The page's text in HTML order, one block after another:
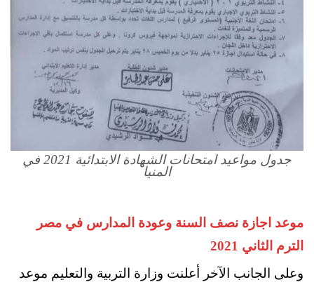
جدول مواعيد امتحانات الشهادة الابتدائية 2021 في
المنيا
موعد اجازة نصف السنة وعودة المدارس في مصر
الترم الثاني 2021
وعلى الجانب الآخر أعلنت وزارة التربية والتعليم موعد